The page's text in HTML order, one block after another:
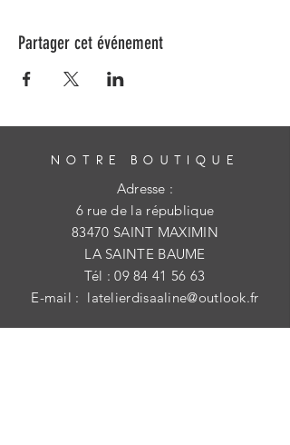
Partager cet événement
NOTRE BOUTIQUE
Adresse :
6 rue de la république
83470 SAINT MAXIMIN
LA SAINTE BAUME
Tél :09 84 41 56 63
E-mail : latelierdisaaline@outlook.fr